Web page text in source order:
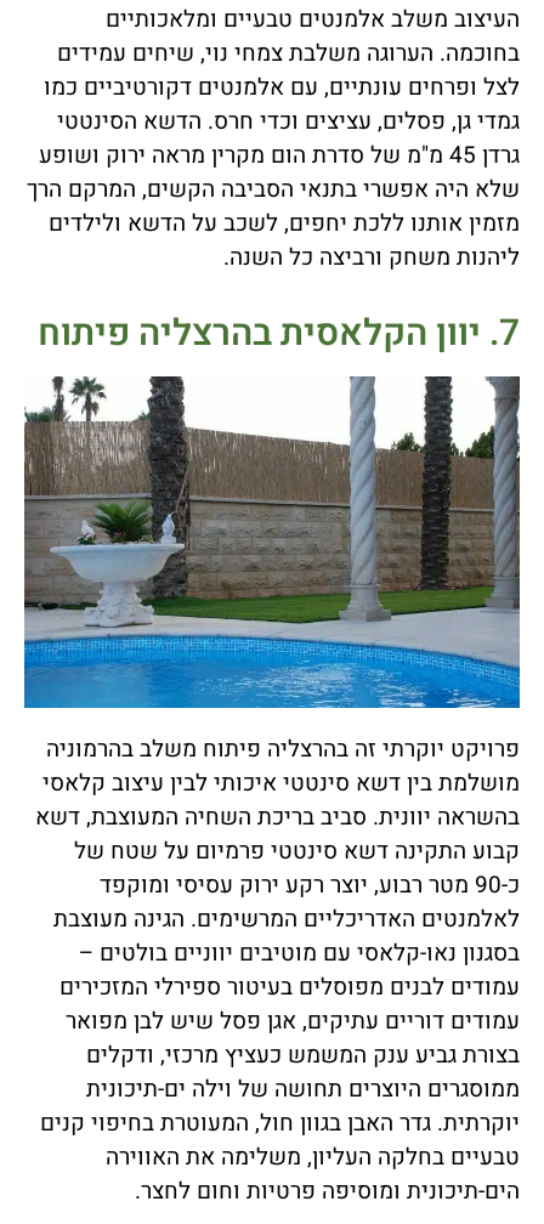
העיצוב משלב אלמנטים טבעיים ומלאכותיים
בחוכמה. הערוגה משלבת צמחי נוי, שיחים עמידים
לצל ופרחים עונתיים, עם אלמנטים דקורטיביים כמו
גמדי גן, פסלים, עציצים וכדי חרס. הדשא הסינטטי
גרדן 45 מ"מ של סדרת הום מקרין מראה ירוק ושופע
שלא היה אפשרי בתנאי הסביבה הקשים, המרקם הרך
מזמין אותנו ללכת יחפים, לשכב על הדשא ולילדים
ליהנות משחק ורביצה כל השנה.
7. יוון הקלאסית בהרצליה פיתוח
פרויקט יוקרתי זה בהרצליה פיתוח משלב בהרמוניה
מושלמת בין דשא סינטטי איכותי לבין עיצוב קלאסי
בהשראה יוונית. סביב בריכת השחיה המעוצבת, דשא
קבוע התקינה דשא סינטטי פרמיום על שטח של
כ-90 מטר רבוע, יוצר רקע ירוק עסיסי ומוקפד
לאלמנטים האדריכליים המרשימים. הגינה מעוצבת
בסגנון נאו-קלאסי עם מוטיבים יווניים בולטים –
עמודים לבנים מפוסלים בעיטור ספירלי המזכירים
עמודים דוריים עתיקים, אגן פסל שיש לבן מפואר
בצורת גביע ענק המשמש כעציץ מרכזי, ודקלים
ממוסגרים היוצרים תחושה של וילה ים-תיכונית
יוקרתית. גדר האבן בגוון חול, המעוטרת בחיפוי קנים
טבעיים בחלקה העליון, משלימה את האווירה
הים-תיכונית ומוסיפה פרטיות וחום לחצר.